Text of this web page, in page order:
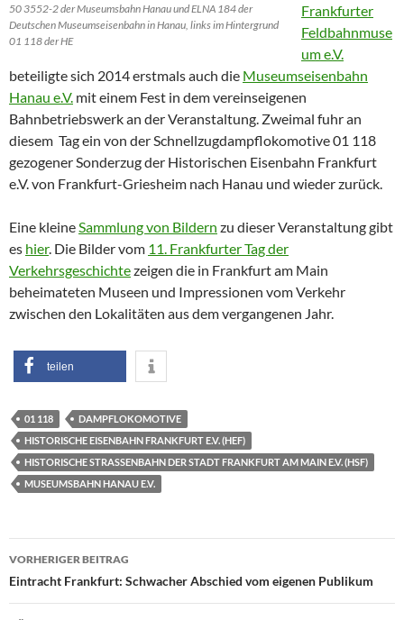
50 3552-2 der Museumsbahn Hanau und ELNA 184 der
Deutschen Museumseisenbahn in Hanau, links im Hintergrund
01 118 der HE
Frankfurter
Feldbahnmuse
um e.V.
beteiligte sich 2014 erstmals auch die Museumseisenbahn
Hanau e.V. mit einem Fest in dem vereinseigenen
Bahnbetriebswerk an der Veranstaltung. Zweimal fuhr an
diesem Tag ein von der Schnellzugdampflokomotive 01 118
gezogener Sonderzug der Historischen Eisenbahn Frankfurt
e.V. von Frankfurt-Griesheim nach Hanau und wieder zurück.
Eine kleineSammlung von Bildern zu dieser Veranstaltung gibt
es hier. Die Bilder vom 11. Frankfurter Tag der
Verkehrsgeschichtezeigen die in Frankfurt am Main
beheimateten Museen und Impressionen vom Verkehr
zwischen den Lokalitäten aus dem vergangenen Jahr.
teilen
01 118
DAMPFLOKOMOTIVE
HISTORISCHE EISENBAHN FRANKFURT E.V. (HEF)
HISTORISCHE STRASSENBAHN DER STADT FRANKFURT AM MAIN E.V. (HSF)
MUSEUMSBAHN HANAU E.V.
Beitragsnavigation
VORHERIGER BEITRAG
Eintracht Frankfurt: Schwacher Abschied vom eigenen Publikum